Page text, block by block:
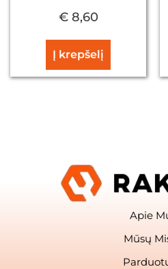
€8,60
Į krepšelį
Apie
Mūsų